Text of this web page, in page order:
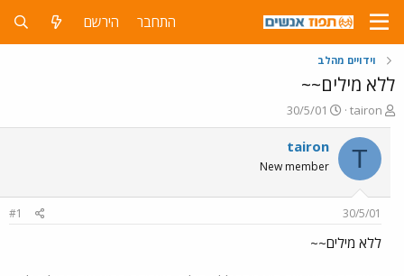
התחבר הירשם
וידויים מהלב
ללא מילים~~
פ
ו
ת
ח
ה
ש
א
tairon
פ
ו
ר
ם
ר
30/5/01
T
tairon
New member
30/5/01
#1
ללא מילים~~